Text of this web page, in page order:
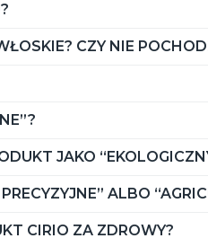
CZY NIE
JAKO
ALBO
CIRIO ZA ZDROWY?